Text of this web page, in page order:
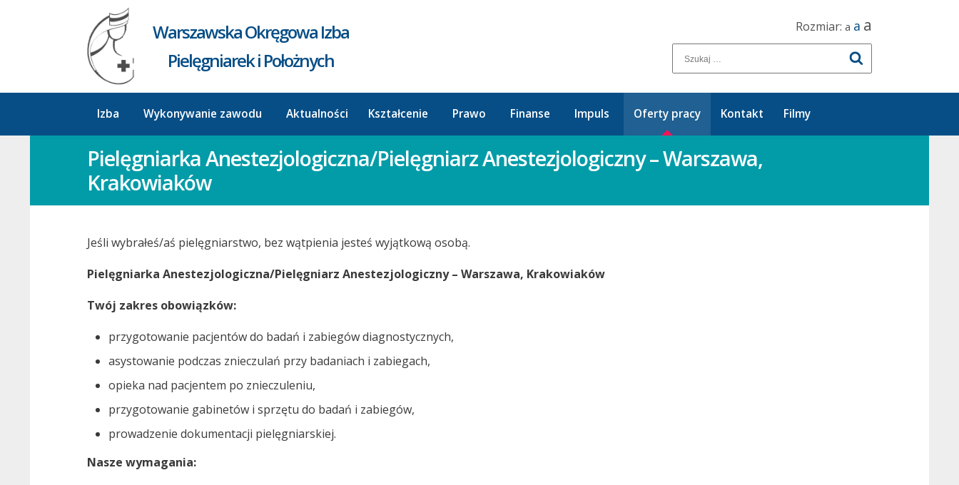
Warszawska Okręgowa Izba
Pielęgniarek i Położnych
Rozmiar: a a a
Izba Wykonywanie zawodu Aktualności Kształcenie Prawo Finanse Impuls Oferty pracy Kontakt Filmy
Pielęgniarka Anestezjologiczna/Pielęgniarz Anestezjologiczny – Warszawa,
Krakowiaków​
Jeśli wybrałeś/aś pielęgniarstwo, bez wątpienia jesteś wyjątkową osobą.
Pielęgniarka Anestezjologiczna/Pielęgniarz Anestezjologiczny – Warszawa, Krakowiaków
Twój zakres obowiązków:
przygotowanie pacjentów do badań i zabiegów diagnostycznych,
asystowanie podczas znieczulań przy badaniach i zabiegach,
opieka nad pacjentem po znieczuleniu,
przygotowanie gabinetów i sprzętu do badań i zabiegów,
prowadzenie dokumentacji pielęgniarskiej.
Nasze wymagania: